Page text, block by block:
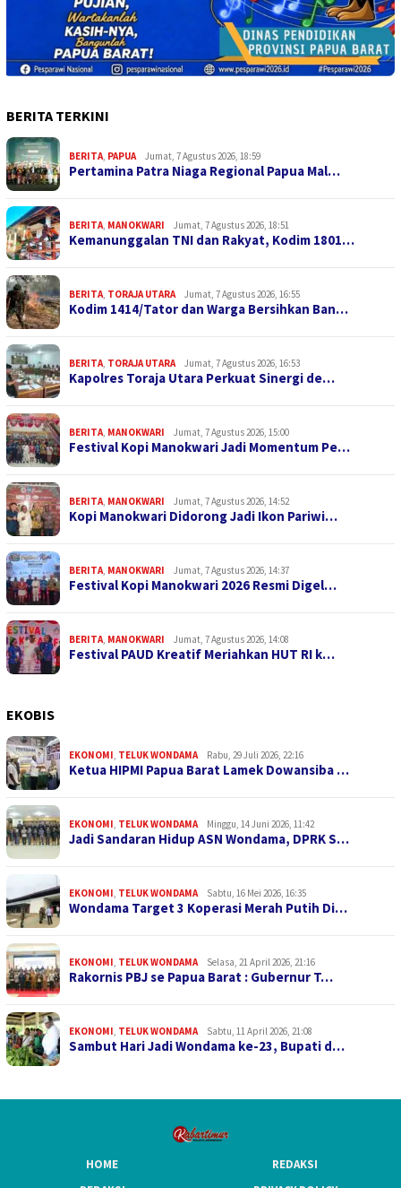
BERITA TERKINI
BERITA, PAPUA Jumat, 7 Agustus 2026, 18:59
Pertamina Patra Niaga Regional Papua Mal…
BERITA, MANOKWARI Jumat, 7 Agustus 2026, 18:51
Kemanunggalan TNI dan Rakyat, Kodim 1801…
BERITA, TORAJA UTARA Jumat, 7 Agustus 2026, 16:55
Kodim 1414/Tator dan Warga Bersihkan Ban…
BERITA, TORAJA UTARA Jumat, 7 Agustus 2026, 16:53
Kapolres Toraja Utara Perkuat Sinergi de…
BERITA, MANOKWARI Jumat, 7 Agustus 2026, 15:00
Festival Kopi Manokwari Jadi Momentum Pe…
BERITA, MANOKWARI Jumat, 7 Agustus 2026, 14:52
Kopi Manokwari Didorong Jadi Ikon Pariwi…
BERITA, MANOKWARI Jumat, 7 Agustus 2026, 14:37
Festival Kopi Manokwari 2026 Resmi Digel…
BERITA, MANOKWARI Jumat, 7 Agustus 2026, 14:08
Festival PAUD Kreatif Meriahkan HUT RI k…
EKOBIS
EKONOMI, TELUK WONDAMA Rabu, 29 Juli 2026, 22:16
Ketua HIPMI Papua Barat Lamek Dowansiba …
EKONOMI, TELUK WONDAMA Minggu, 14 Juni 2026, 11:42
Jadi Sandaran Hidup ASN Wondama, DPRK S…
EKONOMI, TELUK WONDAMA Sabtu, 16 Mei 2026, 16:35
Wondama Target 3 Koperasi Merah Putih Di…
EKONOMI, TELUK WONDAMA Selasa, 21 April 2026, 21:16
Rakornis PBJ se Papua Barat : Gubernur T…
EKONOMI, TELUK WONDAMA Sabtu, 11 April 2026, 21:08
Sambut Hari Jadi Wondama ke-23, Bupati d…
HOME
REDAKSI